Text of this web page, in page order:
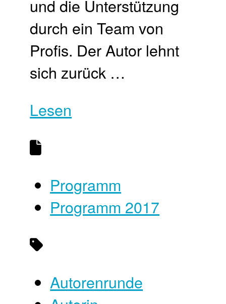
und die Unterstützung
durch ein Team von
Profis. Der Autor lehnt
sich zurück …
Lesen
Programm
Programm 2017
Autorenrunde